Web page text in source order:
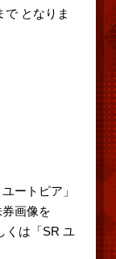
となりま
ートピア」
画像を
くは「SR ユ